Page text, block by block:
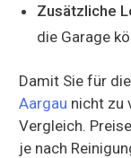
Zusätzliche
die Garage
Damit Sie für die
Aargau nicht zu
Vergleich.
je nach